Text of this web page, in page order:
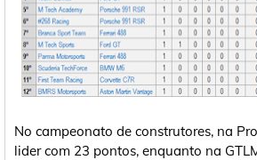
No campeonato de construtores, na
lider com 23 pontos, enquanto na